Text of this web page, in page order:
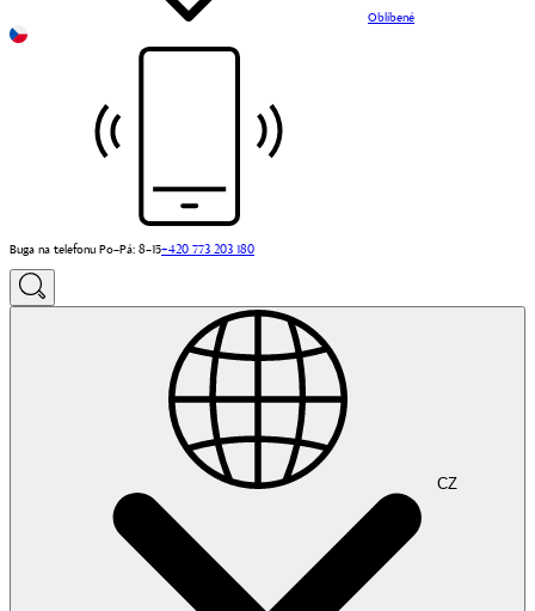
Oblíbené
Buga na telefonu Po–Pá: 8–15+420 773 203 180
CZ